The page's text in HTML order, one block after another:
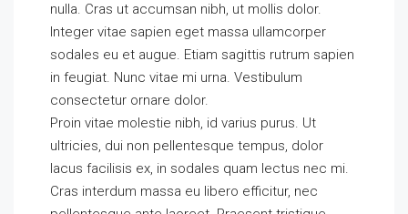
nulla. Cras ut accumsan nibh, ut mollis dolor.
Integer vitae sapien eget massa ullamcorper
sodales eu et augue. Etiam sagittis rutrum sapien
in feugiat. Nunc vitae mi urna. Vestibulum
consectetur ornare dolor.
Proin vitae molestie nibh, id varius purus. Ut
ultricies, dui non pellentesque tempus, dolor
lacus facilisis ex, in sodales quam lectus nec mi.
Cras interdum massa eu libero efficitur, nec